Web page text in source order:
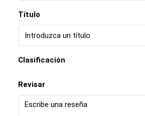
Título
Clasificación
Revisar